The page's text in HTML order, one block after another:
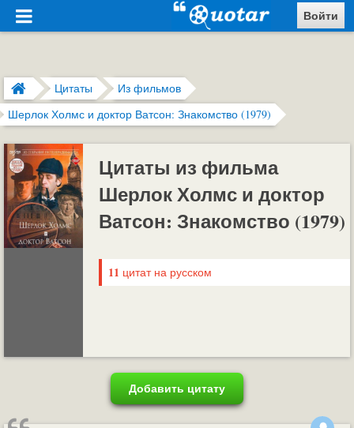
Войти
Цитаты
Из фильмов
Шерлок Холмс и доктор Ватсон: Знакомство (1979)
Цитаты из фильма
Шерлок Холмс и доктор
Ватсон: Знакомство (1979)
11 цитат на русском
Добавить цитату